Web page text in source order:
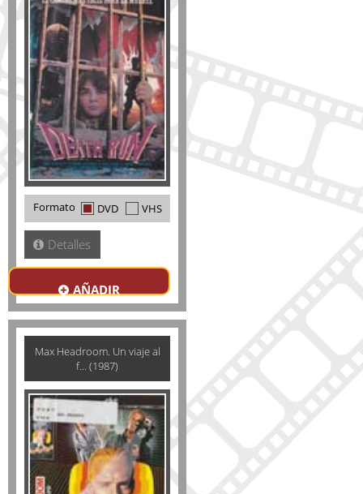
Formato DVD VHS
Detalles
AÑADIR
Max Headroom. Un viaje al
f... (1987)